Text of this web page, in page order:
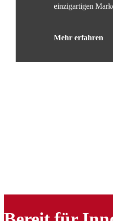
einzigartigen
Mehr erfahren